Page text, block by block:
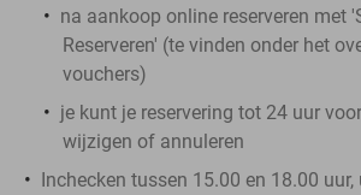
na aankoop online reserveren met
Reserveren' (te vinden onder het
vouchers)
je kunt je reservering tot 24 uur
wijzigen of annuleren
Inchecken tussen 15.00 en 18.00